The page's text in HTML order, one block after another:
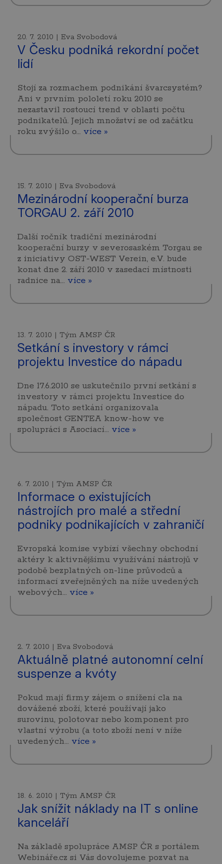
20. 7. 2010 | Eva Svobodová
V Česku podniká rekordní počet
lidí
Stojí za rozmachem podnikání švarcsystém?
Ani v prvním pololetí roku 2010 se
nezastavil rostoucí trend v oblasti počtu
podnikatelů. Jejich množství se od začátku
roku zvýšilo o… více »
15. 7. 2010 | Eva Svobodová
Mezinárodní kooperační burza
TORGAU 2. září 2010
Další ročník tradiční mezinárodní
kooperační burzy v severosaském Torgau se
z iniciativy OST-WEST Verein, e.V. bude
konat dne 2. září 2010 v zasedací místnosti
radnice na… více »
13. 7. 2010 | Tým AMSP ČR
Setkání s investory v rámci
projektu Investice do nápadu
Dne 17.6.2010 se uskutečnilo první setkání s
investory v rámci projektu Investice do
nápadu. Toto setkání organizovala
společnost GENTEA know-how ve
spolupráci s Asociací… více »
6. 7. 2010 | Tým AMSP ČR
Informace o existujících
nástrojích pro malé a střední
podniky podnikajících v zahraničí
Evropská komise vybízí všechny obchodní
aktéry k aktivnějšímu využívání nástrojů v
podobě bezplatných on-line průvodců a
informací zveřejněných na níže uvedených
webových… více »
2. 7. 2010 | Eva Svobodová
Aktuálně platné autonomní celní
suspenze a kvóty
Pokud mají firmy zájem o snížení cla na
dovážené zboží, které používají jako
surovinu, polotovar nebo komponent pro
vlastní výrobu (a toto zboží není v níže
uvedených… více »
18. 6. 2010 | Tým AMSP ČR
Jak snížit náklady na IT s online
kanceláří
Na základě spolupráce AMSP ČR s portálem
Webináře.cz si Vás dovolujeme pozvat na